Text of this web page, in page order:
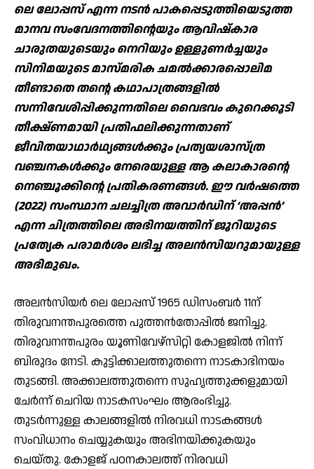
ലെ ലോപ്പസ് എന്ന നടന്‍ പാകപ്പെടുത്തിയെടുത്ത
മാനവ സംവേദനത്തിന്റെയും ആവിഷ്‌കാര
ചാരുതയുടെയും നെറിയും ഉള്ളുണര്‍ച്ചയും
സിനിമയുടെ മാസ്മരിക ചമല്‍ക്കാരപ്പൊലിമ
തീണ്ടാതെ തന്റെ കഥാപാത്രങ്ങളില്‍
സന്നിവേശിപ്പിക്കുന്നതിലെ വൈഭവം കുറെക്കൂടി
തീക്ഷ്ണമായി പ്രതിഫലിക്കുന്നതാണ്
ജീവിതയാഥാര്‍ഥ്യങ്ങള്‍ക്കും പ്രത്യയശാസ്ത്ര
വഞ്ചനകള്‍ക്കും നേരെയുള്ള ആ കലാകാരന്റെ
നെഞ്ചൂക്കിന്റെ പ്രതികരണങ്ങള്‍. ഈ വര്‍ഷത്തെ
(2022) സംസ്ഥാന ചലച്ചിത്ര അവാര്‍ഡിന് ‘അപ്പന്‍’
എന്ന ചിത്രത്തിലെ അഭിനയത്തിന് ജൂറിയുടെ
പ്രത്യേക പരാമര്‍ശം ലഭിച്ച അലന്‍സിയറുമായുള്ള
അഭിമുഖം.
അലന്‍സിയര്‍ ലെ ലോപ്പസ് 1965 ഡിസംബര്‍ 11ന്
തിരുവനന്തപുരത്തെ പുത്തന്‍തോപ്പില്‍ ജനിച്ചു.
തിരുവനന്തപുരം യൂണിവേഴ്‌സിറ്റി കോളജില്‍ നിന്ന്
ബിരുദം നേടി. കുട്ടിക്കാലത്തുതന്നെ നാടകാഭിനയം
തുടങ്ങി. അക്കാലത്തുതന്നെ സുഹൃത്തുക്കളുമായി
ചേര്‍ന്ന് ചെറിയ നാടകസംഘം ആരംഭിച്ചു.
തുടര്‍ന്നുള്ള കാലങ്ങളില്‍ നിരവധി നാടകങ്ങള്‍
സംവിധാനം ചെയ്യുകയും അഭിനയിക്കുകയും
ചെയ്തു. കോളജ് പഠനകാലത്ത് നിരവധി